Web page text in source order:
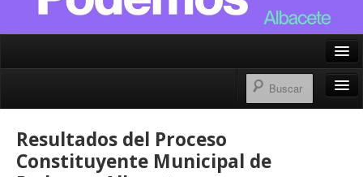
Facebook
Instagram
Portavoz Municipal
Resultados del Proceso
Constituyente Municipal de